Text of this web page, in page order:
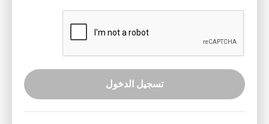
تسجيل الدخول